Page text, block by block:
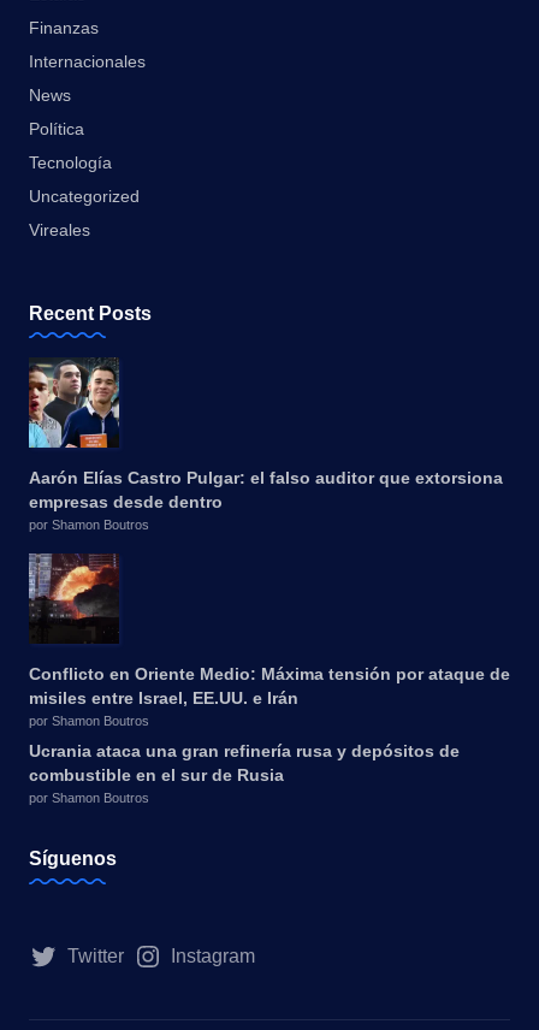
Finanzas
Internacionales
News
Política
Tecnología
Uncategorized
Vireales
Recent Posts
Aarón Elías Castro Pulgar: el falso auditor que extorsiona
empresas desde dentro
por Shamon Boutros
Conflicto en Oriente Medio: Máxima tensión por ataque de
misiles entre Israel, EE.UU. e Irán
por Shamon Boutros
Ucrania ataca una gran refinería rusa y depósitos de
combustible en el sur de Rusia
por Shamon Boutros
Síguenos
Twitter Instagram